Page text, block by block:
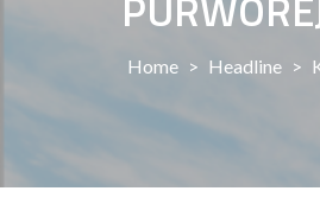
Home > Headline >